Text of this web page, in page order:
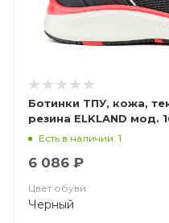
Ботинки ТПУ, кожа,
резина ELKLAND
Есть в наличии: 1
6 086 ₽
Цвет обуви
Черный